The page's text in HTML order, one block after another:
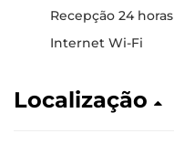
Recepção 24 horas
Internet Wi-Fi
Localização